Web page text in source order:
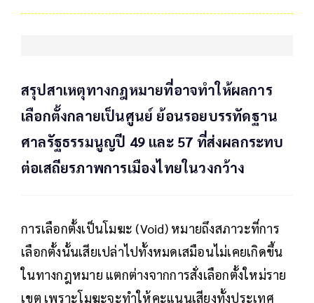
สรุปสาเหตุทางกฎหมายที่อาจทำให้ผลการ
เลือกตั้งกลายเป็นศูนย์ ย้อนรอยบรรทัดฐาน
ศาลรัฐธรรมนูญปี 49 และ 57 ที่ส่งผลกระทบ
ต่อเสถียรภาพการเมืองไทยในวงกว้าง
การเลือกตั้งเป็นโมฆะ (Void) หมายถึงสภาวะที่การ
เลือกตั้งนั้นเสียเปล่าไปทั้งหมดเสมือนไม่เคยเกิดขึ้น
ในทางกฎหมาย แตกต่างจากการสั่งเลือกตั้งใหม่ราย
เขต เพราะโมฆะจะทำให้คะแนนเสียงทั้งประเทศ